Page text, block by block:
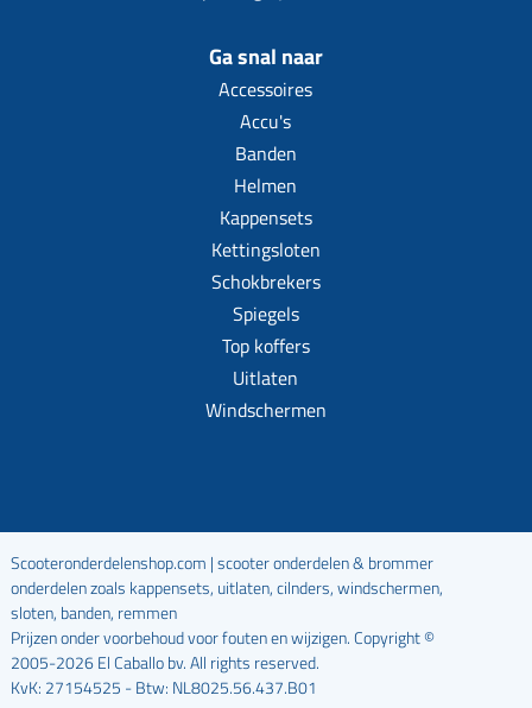
Ga snal naar
Accessoires
Accu's
Banden
Helmen
Kappensets
Kettingsloten
Schokbrekers
Spiegels
Top koffers
Uitlaten
Windschermen
Scooteronderdelenshop.com | scooter onderdelen & brommer
onderdelen zoals kappensets, uitlaten, cilnders, windschermen,
sloten, banden, remmen
Prijzen onder voorbehoud voor fouten en wijzigen. Copyright ©
2005-2026 El Caballo bv. All rights reserved.
KvK: 27154525 - Btw: NL8025.56.437.B01